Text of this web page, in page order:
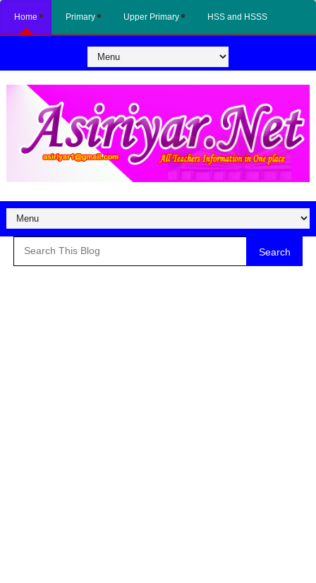
Home Primary Upper Primary HSS and HSSS
Search